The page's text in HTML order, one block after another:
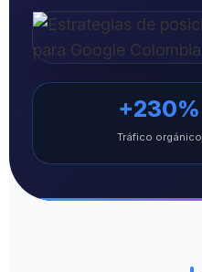
+230%
Tráfico orgánico